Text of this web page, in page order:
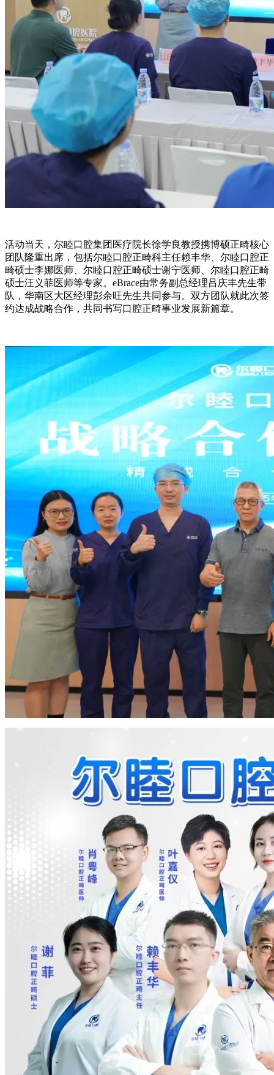
活动当天，尔睦口腔集团医疗院长徐学良教授携博硕正畸核心
团队隆重出席，包括尔睦口腔正畸科主任赖丰华、尔睦口腔正
畸硕士李娜医师、尔睦口腔正畸硕士谢宁医师、尔睦口腔正畸
硕士汪义菲医师等专家。eBrace由常务副总经理吕庆丰先生带
队，华南区大区经理彭余旺先生共同参与。双方团队就此次签
约达成战略合作，共同书写口腔正畸事业发展新篇章。